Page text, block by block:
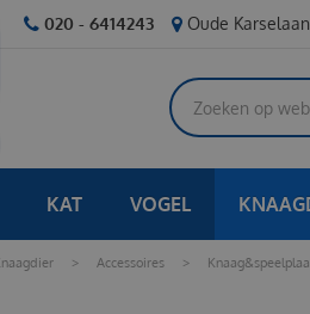
> Accessoires >
020 - 6414243 Oude Karselaan
KAT VOGEL